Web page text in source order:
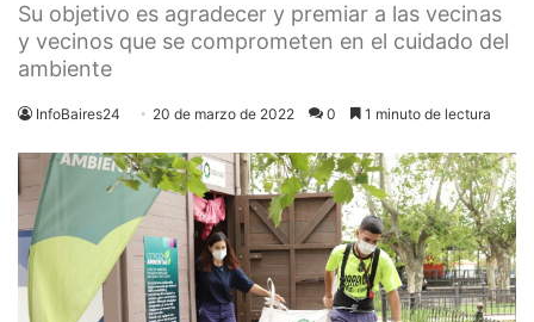
Su objetivo es agradecer y premiar a las vecinas
y vecinos que se comprometen en el cuidado del
ambiente
InfoBaires24 20 de marzo de 2022 0 1 minuto de lectura